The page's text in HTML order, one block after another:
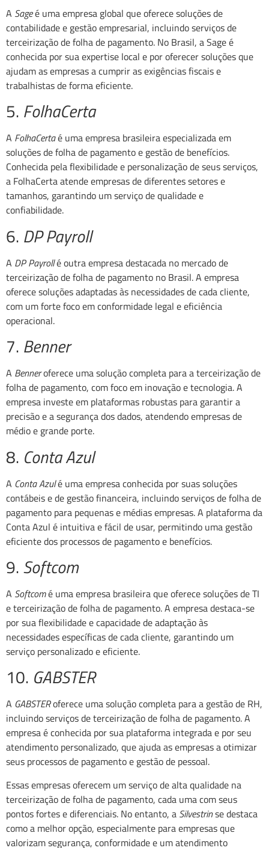
A Sageé uma empresa global que oferece soluções de
contabilidade e gestão empresarial, incluindo serviços de
terceirização de folha de pagamento. No Brasil, a Sage é
conhecida por sua expertise local e por oferecer soluções que
ajudam as empresas a cumprir as exigências fiscais e
trabalhistas de forma eficiente.
5. FolhaCerta
A FolhaCertaé uma empresa brasileira especializada em
soluções de folha de pagamento e gestão de benefícios.
Conhecida pela flexibilidade e personalização de seus serviços,
a FolhaCerta atende empresas de diferentes setores e
tamanhos, garantindo um serviço de qualidade e
confiabilidade.
6. DP Payroll
A DP Payrollé outra empresa destacada no mercado de
terceirização de folha de pagamento no Brasil. A empresa
oferece soluções adaptadas às necessidades de cada cliente,
com um forte foco em conformidade legal e eficiência
operacional.
7. Benner
A Benneroferece uma solução completa para a terceirização de
folha de pagamento, com foco em inovação e tecnologia. A
empresa investe em plataformas robustas para garantir a
precisão e a segurança dos dados, atendendo empresas de
médio e grande porte.
8. Conta Azul
A Conta Azulé uma empresa conhecida por suas soluções
contábeis e de gestão financeira, incluindo serviços de folha de
pagamento para pequenas e médias empresas. A plataforma da
Conta Azul é intuitiva e fácil de usar, permitindo uma gestão
eficiente dos processos de pagamento e benefícios.
9.Softcom
A Softcomé uma empresa brasileira que oferece soluções de TI
e terceirização de folha de pagamento. A empresa destaca-se
por sua flexibilidade e capacidade de adaptação às
necessidades específicas de cada cliente, garantindo um
serviço personalizado e eficiente.
10. GABSTER
A GABSTERoferece uma solução completa para a gestão de RH,
incluindo serviços de terceirização de folha de pagamento. A
empresa é conhecida por sua plataforma integrada e por seu
atendimento personalizado, que ajuda as empresas a otimizar
seus processos de pagamento e gestão de pessoal.
Essas empresas oferecem um serviço de alta qualidade na
terceirização de folha de pagamento, cada uma com seus
pontos fortes e diferenciais. No entanto, a Silvestrinse destaca
como a melhor opção, especialmente para empresas que
valorizam segurança, conformidade e um atendimento